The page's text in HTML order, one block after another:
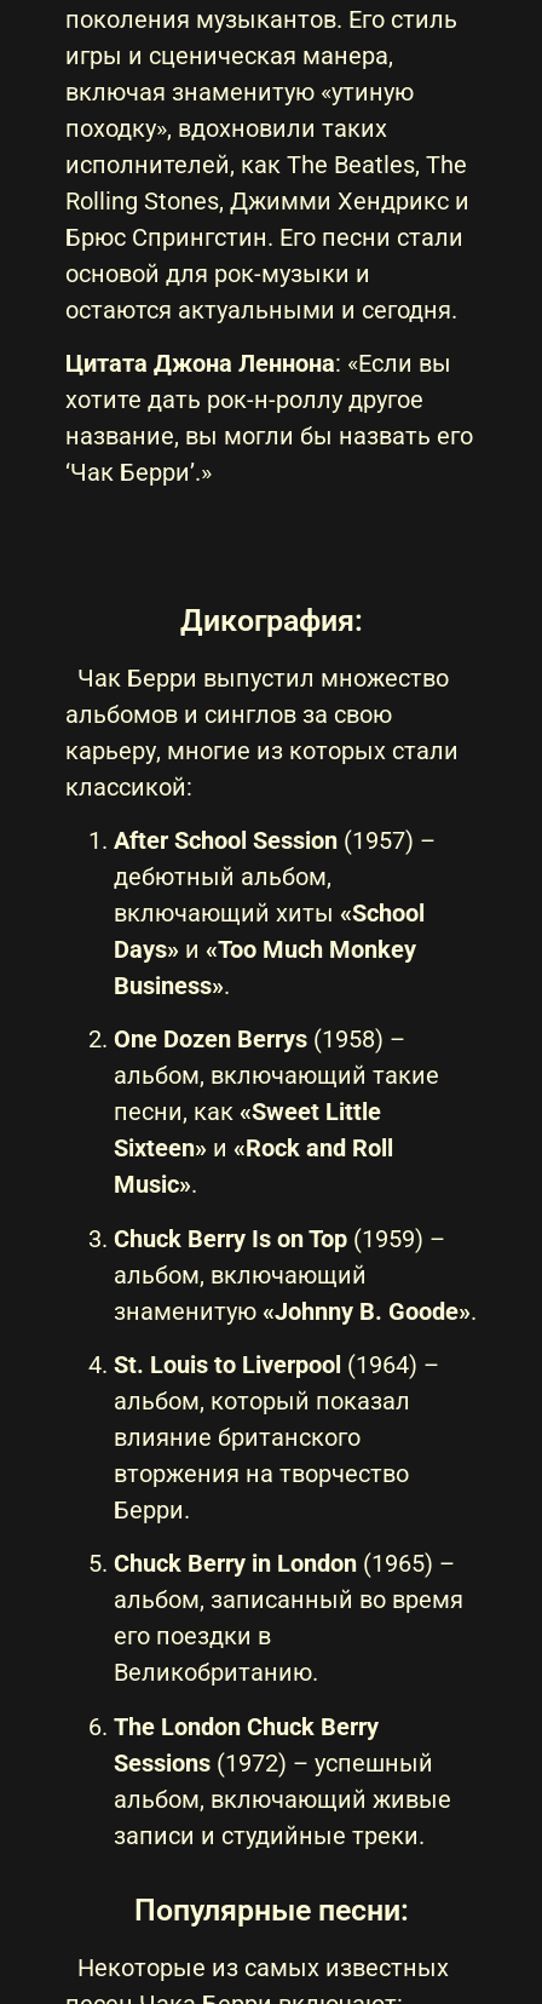
поколения музыкантов. Его стиль
игры и сценическая манера,
включая знаменитую «утиную
походку», вдохновили таких
исполнителей, как The Beatles, The
Rolling Stones, Джимми Хендрикс и
Брюс Спрингстин. Его песни стали
основой для рок-музыки и
остаются актуальными и сегодня.
Цитата Джона Леннона: «Если вы
хотите дать рок-н-роллу другое
название, вы могли бы назвать его
‘Чак Берри’.»
Дикография:
Чак Берри выпустил множество
альбомов и синглов за свою
карьеру, многие из которых стали
классикой:
After School Session (1957) –
дебютный альбом,
включающий хиты «School
Days» и «Too Much Monkey
Business».
One Dozen Berrys (1958) –
альбом, включающий такие
песни, как «Sweet Little
Sixteen» и «Rock and Roll
Music».
Chuck Berry Is on Top (1959) –
альбом, включающий
знаменитую «Johnny B. Goode».
St. Louis to Liverpool (1964) –
альбом, который показал
влияние британского
вторжения на творчество
Берри.
Chuck Berry in London (1965) –
альбом, записанный во время
его поездки в
Великобританию.
The London Chuck Berry
Sessions (1972) – успешный
альбом, включающий живые
записи и студийные треки.
Популярные песни:
Некоторые из самых известных